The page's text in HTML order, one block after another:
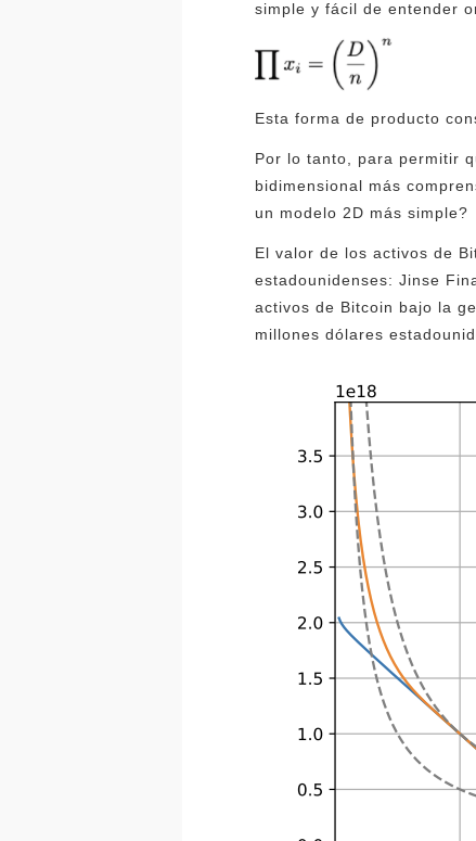
simple y fácil de entender
Esta forma de producto
Por lo tanto, para permitir
bidimensional más
un modelo 2D más simple?
El valor de los activos de
estadounidenses: Jinse
activos de Bitcoin bajo la
millones dólares